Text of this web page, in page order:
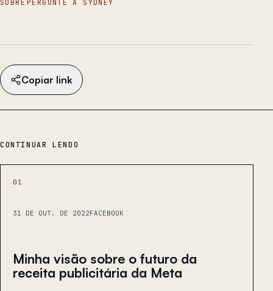
SOBRE PERGUNTE À SYDNEY
Copiar link
CONTINUAR LENDO
01
31 DE OUT. DE 2022FACEBOOK
Minha visão sobre o futuro da
receita publicitária da Meta